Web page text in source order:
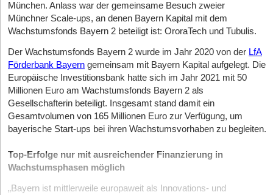
München. Anlass war der gemeinsame Besuch zweier
Münchner Scale-ups, an denen Bayern Kapital mit dem
Wachstumsfonds Bayern 2 beteiligt ist: OroraTech und Tubulis.
Der Wachstumsfonds Bayern 2 wurde im Jahr 2020 von der LfA
Förderbank Bayern gemeinsam mit Bayern Kapital aufgelegt. Die
Europäische Investitionsbank hatte sich im Jahr 2021 mit 50
Millionen Euro am Wachstumsfonds Bayern 2 als
Gesellschafterin beteiligt. Insgesamt stand damit ein
Gesamtvolumen von 165 Millionen Euro zur Verfügung, um
bayerische Start-ups bei ihren Wachstumsvorhaben zu begleiten.
Top-Erfolge nur mit ausreichender Finanzierung in
Wachstumsphasen möglich
„Bayern ist mittlerweile europaweit als Innovations- und